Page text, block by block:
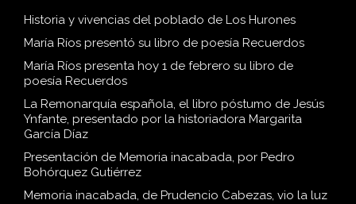
Historia y vivencias del poblado de Los Hurones
María Ríos presentó su libro de poesía Recuerdos
María Ríos presenta hoy 1 de febrero su libro de
poesía Recuerdos
La Remonarquía española, el libro póstumo de Jesús
Ynfante, presentado por la historiadora Margarita
García Díaz
Presentación de Memoria inacabada, por Pedro
Bohórquez Gutiérrez
Memoria inacabada, de Prudencio Cabezas, vio la luz